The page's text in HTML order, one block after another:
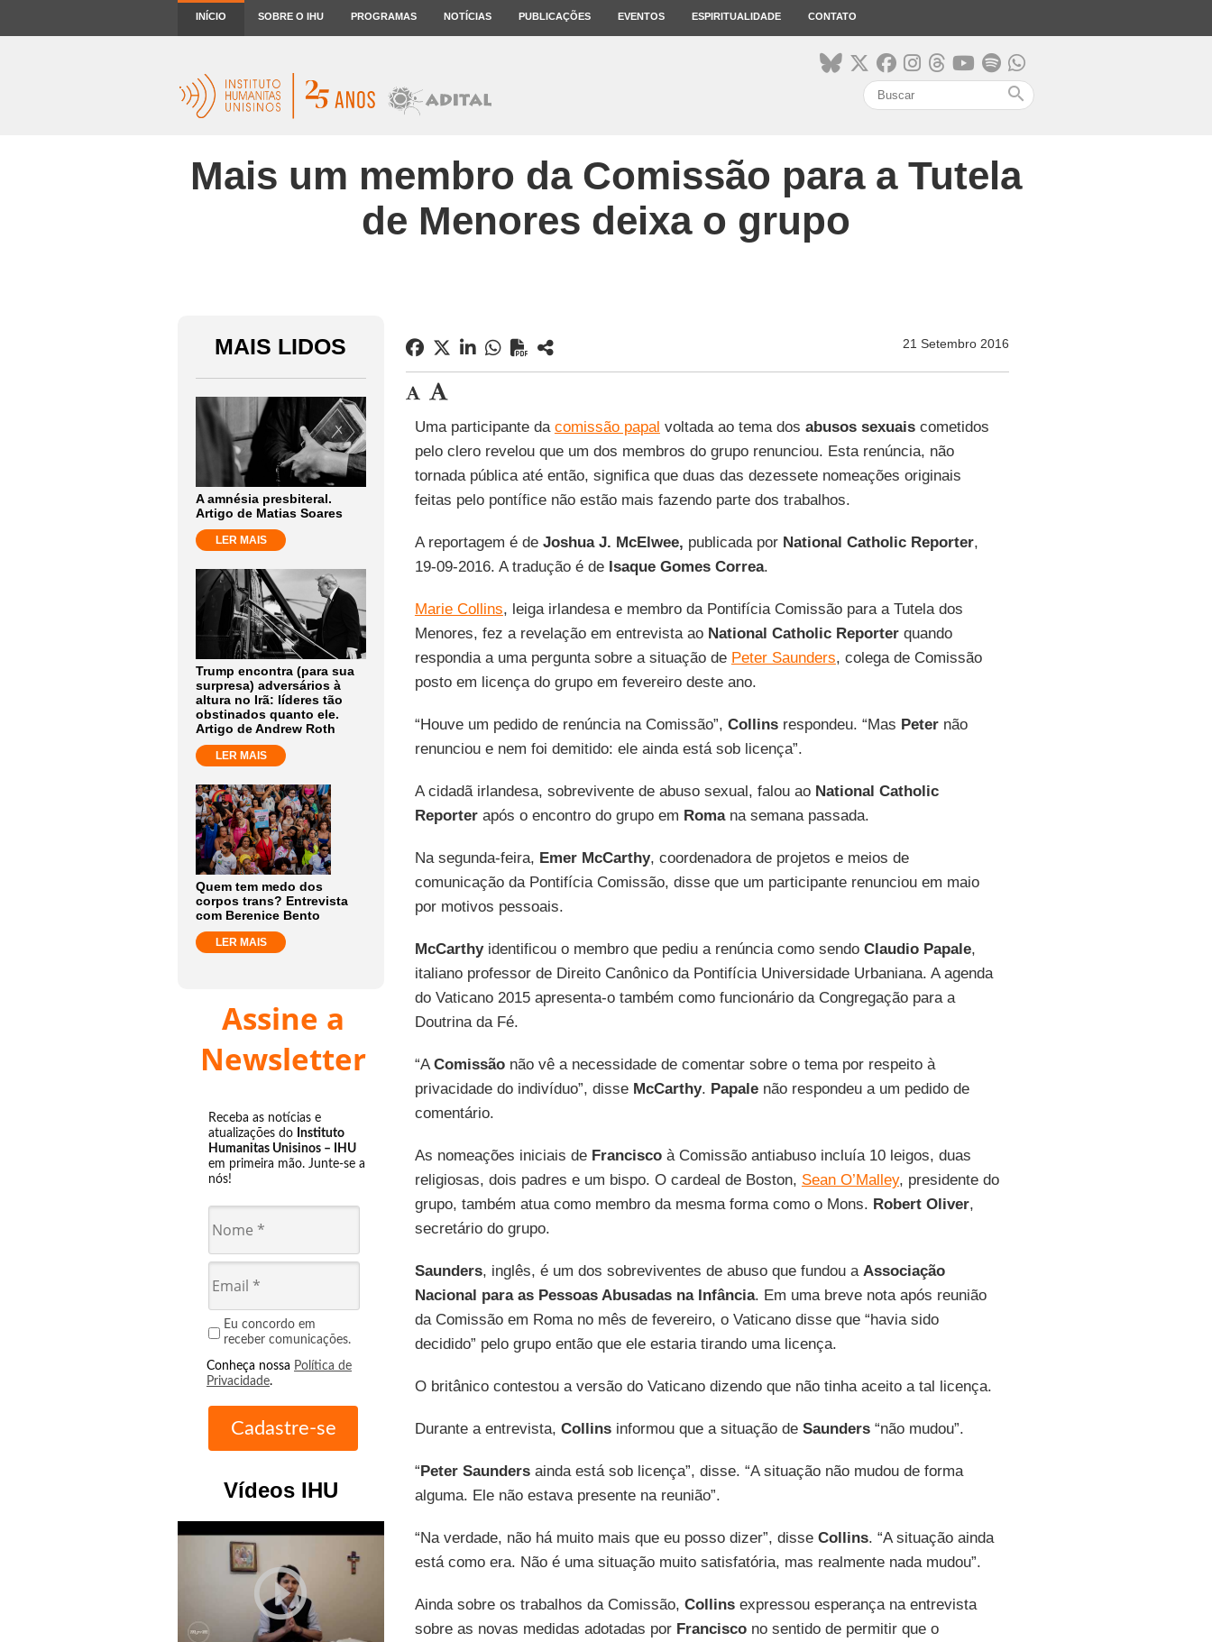
INÍCIO SOBRE O IHU PROGRAMAS NOTÍCIAS PUBLICAÇÕES EVENTOS ESPIRITUALIDADE CONTATO
search
Mais um membro da Comissão para a Tutela
de Menores deixa o grupo
MAIS LIDOS
A amnésia presbiteral.
Artigo de Matias Soares
LER MAIS
Trump encontra (para sua
surpresa) adversários à
altura no Irã: líderes tão
obstinados quanto ele.
Artigo de Andrew Roth
LER MAIS
Quem tem medo dos
corpos trans? Entrevista
com Berenice Bento
LER MAIS
Assine a
Newsletter
Receba as notícias e
atualizações do Instituto
Humanitas Unisinos – IHU
em primeira mão. Junte-se a
nós!
Eu concordo em
receber comunicações.
Conheça nossa Política de
Privacidade.
Vídeos IHU
play_circle_outline
21 Setembro 2016
Uma participante da comissão papal voltada ao tema dos abusos sexuaiscometidos
pelo clero revelou que um dos membros do grupo renunciou. Esta renúncia, não
tornada pública até então, significa que duas das dezessete nomeações originais
feitas pelo pontífice não estão mais fazendo parte dos trabalhos.
A reportagem é de Joshua J. McElwee, publicada por National Catholic Reporter,
19-09-2016. A tradução é de Isaque Gomes Correa.
Marie Collins, leiga irlandesa e membro da Pontifícia Comissão para a Tutela dos
Menores, fez a revelação em entrevista ao National Catholic Reporterquando
respondia a uma pergunta sobre a situação de Peter Saunders, colega de Comissão
posto em licença do grupo em fevereiro deste ano.
“Houve um pedido de renúncia na Comissão”, Collinsrespondeu. “Mas Peternão
renunciou e nem foi demitido: ele ainda está sob licença”.
A cidadã irlandesa, sobrevivente de abuso sexual, falou ao National Catholic
Reporterapós o encontro do grupo em Romana semana passada.
Na segunda-feira, Emer McCarthy, coordenadora de projetos e meios de
comunicação da Pontifícia Comissão, disse que um participante renunciou em maio
por motivos pessoais.
McCarthyidentificou o membro que pediu a renúncia como sendo Claudio Papale,
italiano professor de Direito Canônico da Pontifícia Universidade Urbaniana. A agenda
do Vaticano 2015 apresenta-o também como funcionário da Congregação para a
Doutrina da Fé.
“AComissãonão vê a necessidade de comentar sobre o tema por respeito à
privacidade do indivíduo”, disse McCarthy. Papalenão respondeu a um pedido de
comentário.
As nomeações iniciais de Franciscoà Comissão antiabuso incluía 10 leigos, duas
religiosas, dois padres e um bispo. O cardeal de Boston, Sean O’Malley, presidente do
grupo, também atua como membro da mesma forma como o Mons. Robert Oliver,
secretário do grupo.
Saunders, inglês, é um dos sobreviventes de abuso que fundou a Associação
Nacional para as Pessoas Abusadas na Infância. Em uma breve nota após reunião
da Comissão em Roma no mês de fevereiro, o Vaticano disse que “havia sido
decidido” pelo grupo então que ele estaria tirando uma licença.
O britânico contestou a versão do Vaticano dizendo que não tinha aceito a tal licença.
Durante a entrevista, Collinsinformou que a situação de Saunders“não mudou”.
“Peter Saundersainda está sob licença”, disse. “A situação não mudou de forma
alguma. Ele não estava presente na reunião”.
“Na verdade, não há muito mais que eu posso dizer”, disse Collins. “A situação ainda
está como era. Não é uma situação muito satisfatória, mas realmente nada mudou”.
Ainda sobre os trabalhos da Comissão, Collinsexpressou esperança na entrevista
sobre as novas medidas adotadas por Franciscono sentido de permitir que o